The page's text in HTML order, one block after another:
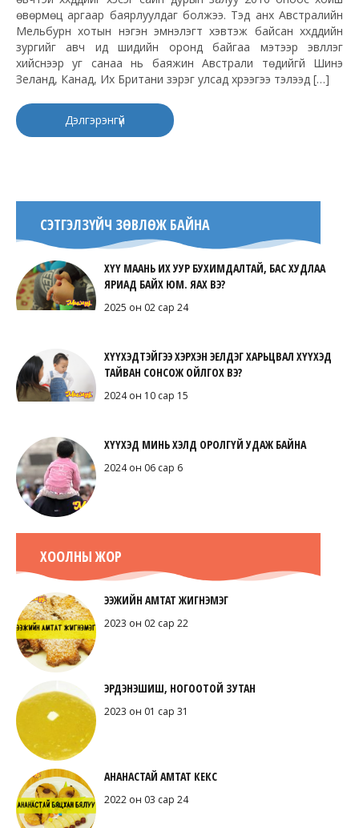
өвөрмөц аргаар баярлуулдаг болжээ. Тэд анх Австралийн
Мельбурн хотын нэгэн эмнэлэгт хэвтэж байсан хүүхдүүдийн
зургийг авч ид шидийн оронд байгаа мэтээр эвлүүлэг
хийснээр уг санаа нь баяжин Австрали төдийгүй Шинэ
Зеланд, Канад, Их Британи зэрэг улсад хүрээгээ тэлээд […]
Дэлгэрэнгүй
СЭТГЭЛЗҮЙЧ ЗӨВЛӨЖ БАЙНА
ХҮҮ МААНЬ ИХ УУР БУХИМДАЛТАЙ, БАС ХУДЛАА
ЯРИАД БАЙХ ЮМ. ЯАХ ВЭ?
2025 он 02 сар 24
ХҮҮХЭДТЭЙГЭЭ ХЭРХЭН ЭЕЛДЭГ ХАРЬЦВАЛ ХҮҮХЭД
ТАЙВАН СОНСОЖ ОЙЛГОХ ВЭ?
2024 он 10 сар 15
ХҮҮХЭД МИНЬ ХЭЛД ОРОЛГҮЙ УДАЖ БАЙНА
2024 он 06 сар 6
ХООЛНЫ ЖОР
ЭЭЖИЙН АМТАТ ЖИГНЭМЭГ
2023 он 02 сар 22
ЭРДЭНЭШИШ, НОГООТОЙ ЗУТАН
2023 он 01 сар 31
АНАНАСТАЙ АМТАТ КЕКС
2022 он 03 сар 24